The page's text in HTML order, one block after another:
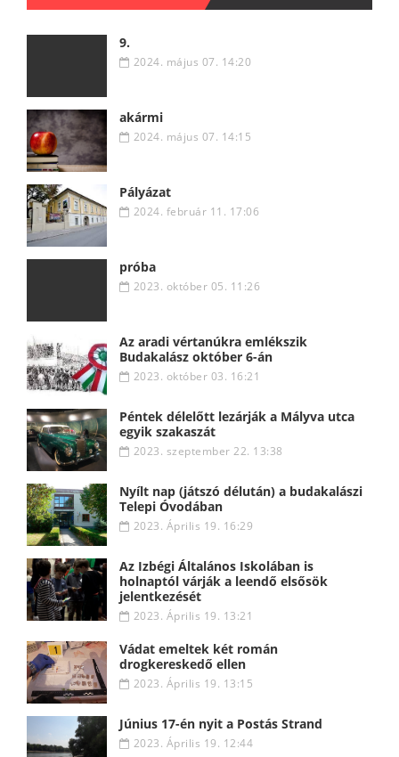
9.
2024. május 07. 14:20
akármi
2024. május 07. 14:15
Pályázat
2024. február 11. 17:06
próba
2023. október 05. 11:26
Az aradi vértanúkra emlékszik
Budakalász október 6-án
2023. október 03. 16:21
Péntek délelőtt lezárják a Mályva utca
egyik szakaszát
2023. szeptember 22. 13:38
Nyílt nap (játszó délután) a budakalászi
Telepi Óvodában
2023. Április 19. 16:29
Az Izbégi Általános Iskolában is
holnaptól várják a leendő elsősök
jelentkezését
2023. Április 19. 13:21
Vádat emeltek két román
drogkereskedő ellen
2023. Április 19. 13:15
Június 17-én nyit a Postás Strand
2023. Április 19. 12:44